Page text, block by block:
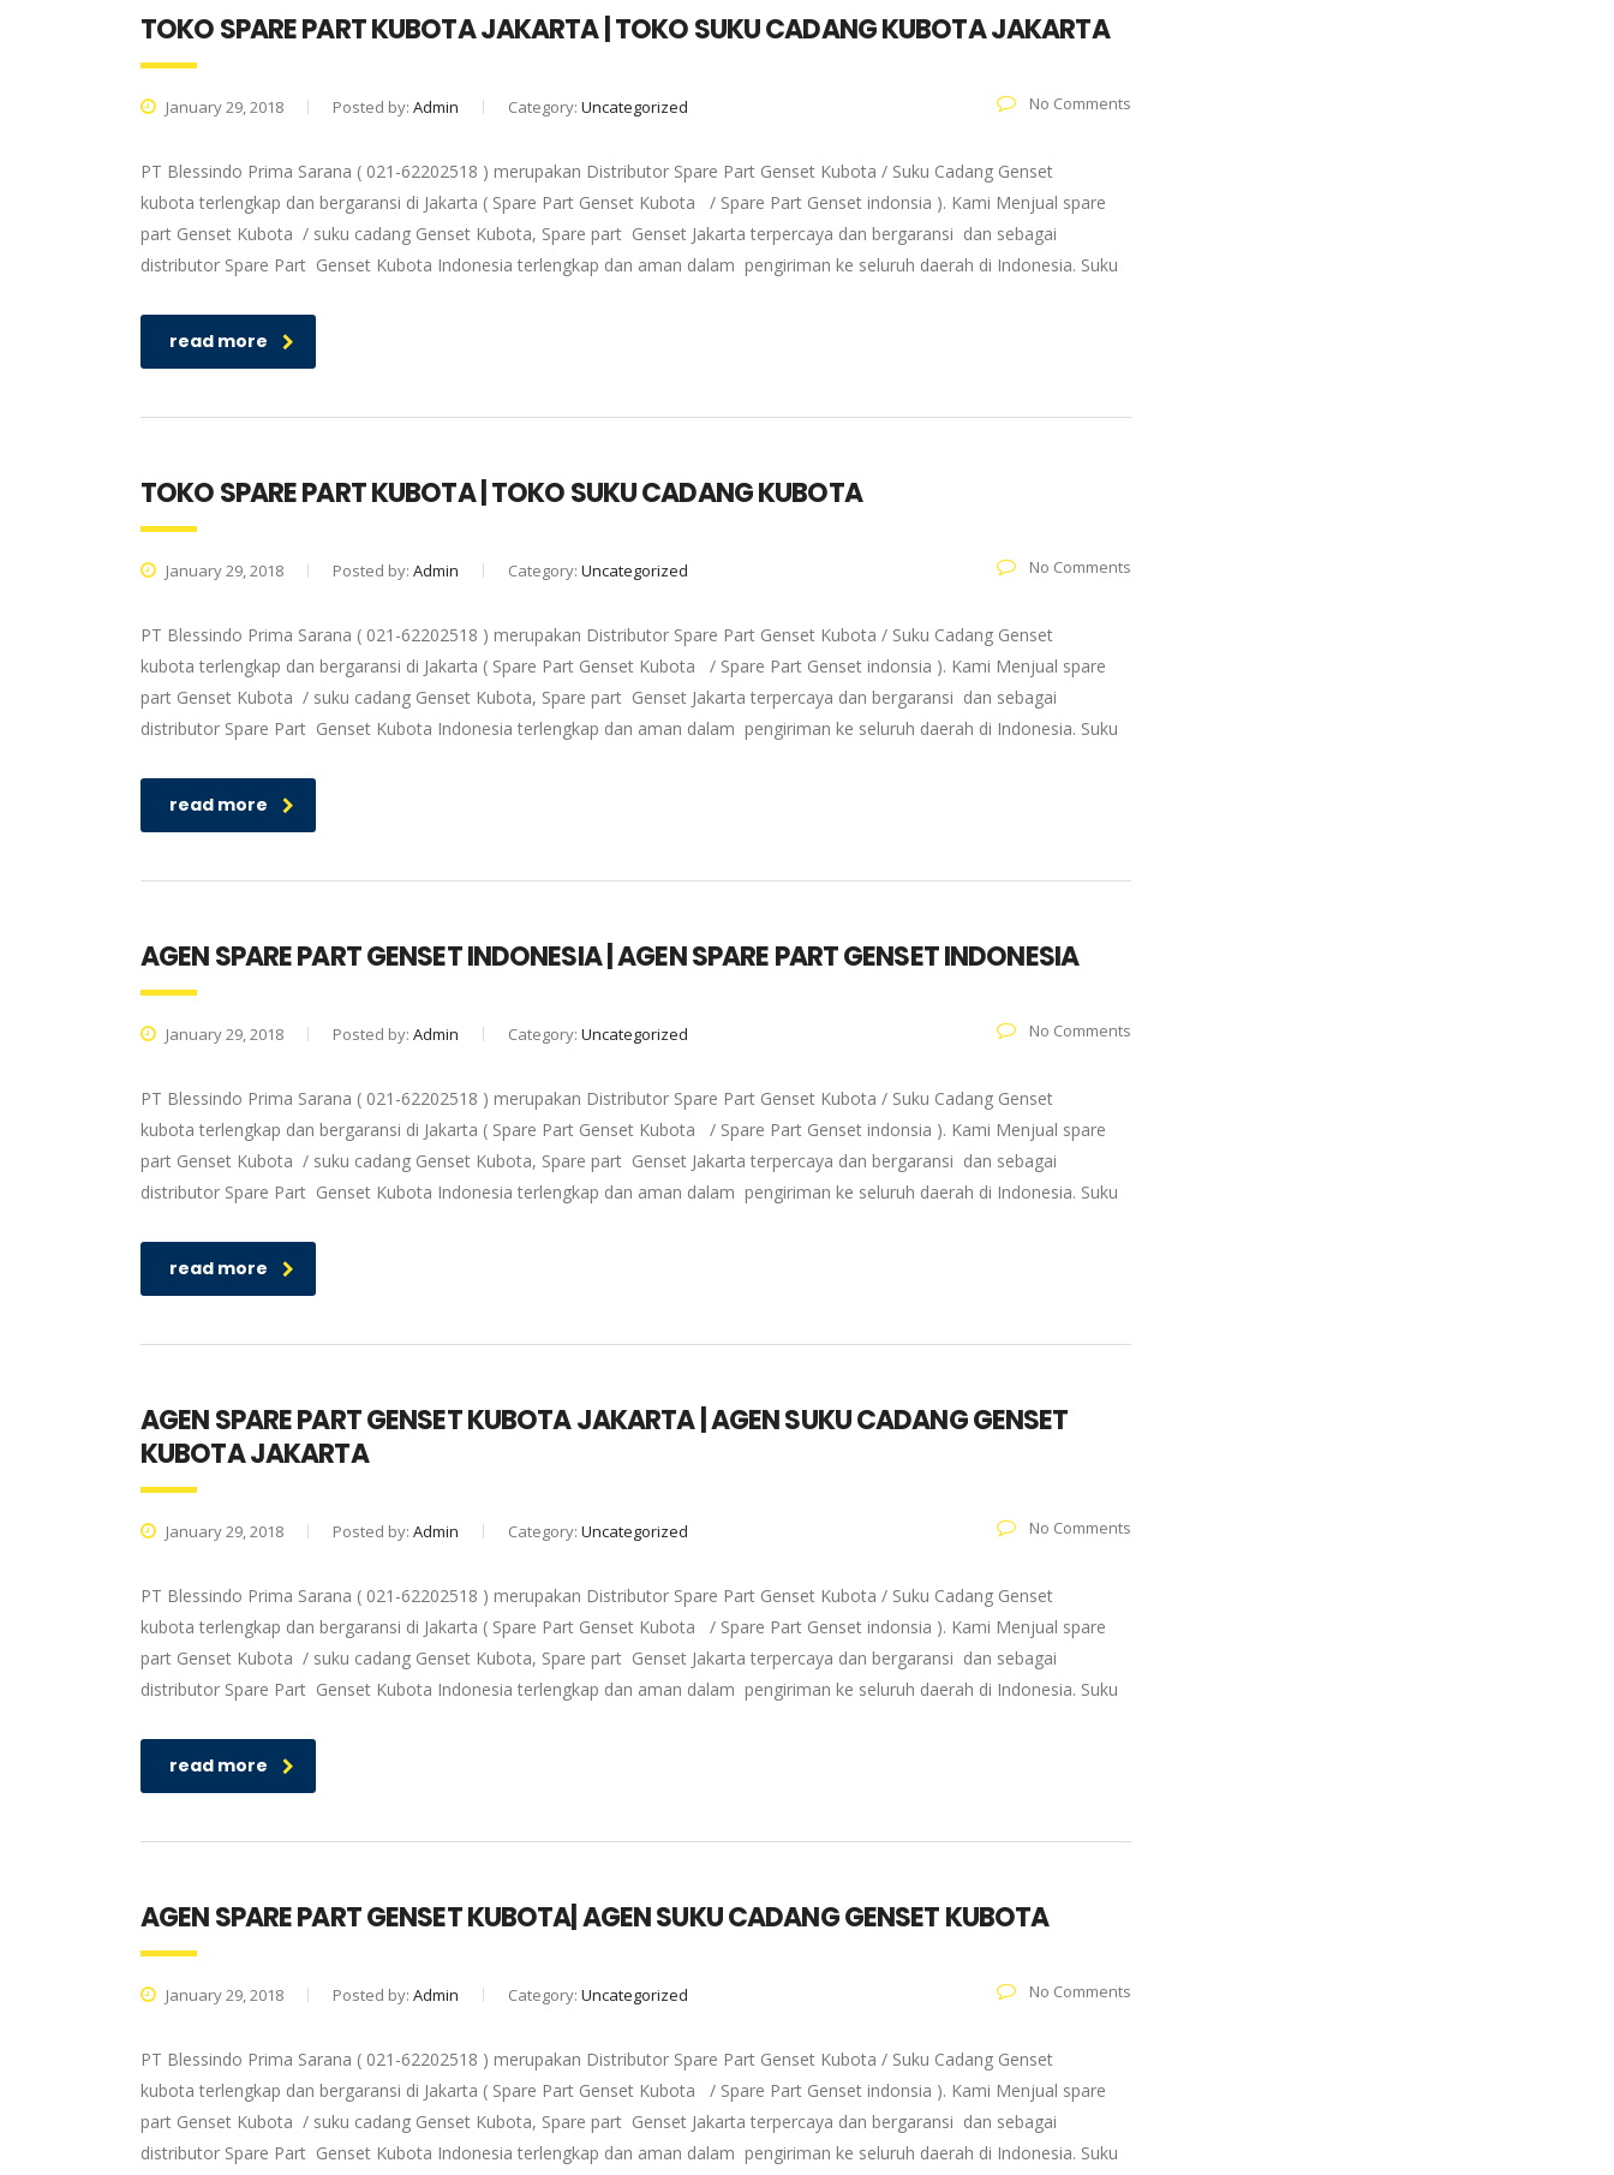
TOKO SPARE PART KUBOTA JAKARTA | TOKO SUKU CADANG KUBOTA JAKARTA
January 29, 2018 Posted by: Admin Category: Uncategorized No Comments
PT Blessindo Prima Sarana ( 021-62202518 ) merupakan Distributor Spare Part Genset Kubota / Suku Cadang Genset
kubota terlengkap dan bergaransi di Jakarta ( Spare Part Genset Kubota / Spare Part Genset indonsia ). Kami Menjual spare
part Genset Kubota / suku cadang Genset Kubota, Spare part Genset Jakarta terpercaya dan bergaransi dan sebagai
distributor Spare Part Genset Kubota Indonesia terlengkap dan aman dalam pengiriman ke seluruh daerah di Indonesia. Suku
read more
TOKO SPARE PART KUBOTA | TOKO SUKU CADANG KUBOTA
January 29, 2018 Posted by: Admin Category: Uncategorized No Comments
PT Blessindo Prima Sarana ( 021-62202518 ) merupakan Distributor Spare Part Genset Kubota / Suku Cadang Genset
kubota terlengkap dan bergaransi di Jakarta ( Spare Part Genset Kubota / Spare Part Genset indonsia ). Kami Menjual spare
part Genset Kubota / suku cadang Genset Kubota, Spare part Genset Jakarta terpercaya dan bergaransi dan sebagai
distributor Spare Part Genset Kubota Indonesia terlengkap dan aman dalam pengiriman ke seluruh daerah di Indonesia. Suku
read more
AGEN SPARE PART GENSET INDONESIA | AGEN SPARE PART GENSET INDONESIA
January 29, 2018 Posted by: Admin Category: Uncategorized No Comments
PT Blessindo Prima Sarana ( 021-62202518 ) merupakan Distributor Spare Part Genset Kubota / Suku Cadang Genset
kubota terlengkap dan bergaransi di Jakarta ( Spare Part Genset Kubota / Spare Part Genset indonsia ). Kami Menjual spare
part Genset Kubota / suku cadang Genset Kubota, Spare part Genset Jakarta terpercaya dan bergaransi dan sebagai
distributor Spare Part Genset Kubota Indonesia terlengkap dan aman dalam pengiriman ke seluruh daerah di Indonesia. Suku
read more
AGEN SPARE PART GENSET KUBOTA JAKARTA | AGEN SUKU CADANG GENSET
KUBOTA JAKARTA
January 29, 2018 Posted by: Admin Category: Uncategorized No Comments
PT Blessindo Prima Sarana ( 021-62202518 ) merupakan Distributor Spare Part Genset Kubota / Suku Cadang Genset
kubota terlengkap dan bergaransi di Jakarta ( Spare Part Genset Kubota / Spare Part Genset indonsia ). Kami Menjual spare
part Genset Kubota / suku cadang Genset Kubota, Spare part Genset Jakarta terpercaya dan bergaransi dan sebagai
distributor Spare Part Genset Kubota Indonesia terlengkap dan aman dalam pengiriman ke seluruh daerah di Indonesia. Suku
read more
AGEN SPARE PART GENSET KUBOTA| AGEN SUKU CADANG GENSET KUBOTA
January 29, 2018 Posted by: Admin Category: Uncategorized No Comments
PT Blessindo Prima Sarana ( 021-62202518 ) merupakan Distributor Spare Part Genset Kubota / Suku Cadang Genset
kubota terlengkap dan bergaransi di Jakarta ( Spare Part Genset Kubota / Spare Part Genset indonsia ). Kami Menjual spare
part Genset Kubota / suku cadang Genset Kubota, Spare part Genset Jakarta terpercaya dan bergaransi dan sebagai
distributor Spare Part Genset Kubota Indonesia terlengkap dan aman dalam pengiriman ke seluruh daerah di Indonesia. Suku